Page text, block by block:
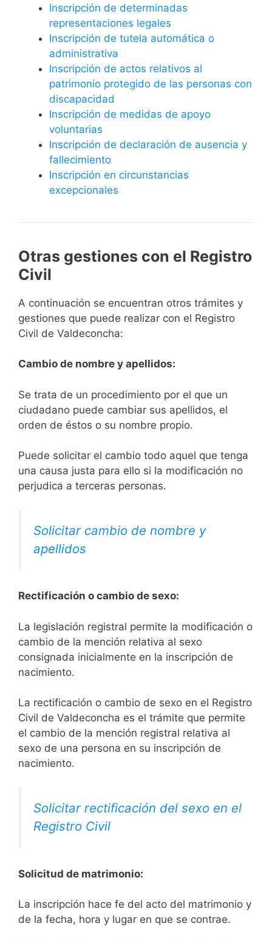
Inscripción de determinadas
representaciones legales
Inscripción de tutela automática o
administrativa
Inscripción de actos relativos al
patrimonio protegido de las personas con
discapacidad
Inscripción de medidas de apoyo
voluntarias
Inscripción de declaración de ausencia y
fallecimiento
Inscripción en circunstancias
excepcionales
Otras gestiones con el Registro
Civil
A continuación se encuentran otros trámites y
gestiones que puede realizar con el Registro
Civil de Valdeconcha:
Cambio de nombre y apellidos:
Se trata de un procedimiento por el que un
ciudadano puede cambiar sus apellidos, el
orden de éstos o su nombre propio.
Puede solicitar el cambio todo aquel que tenga
una causa justa para ello si la modificación no
perjudica a terceras personas.
Solicitar cambio de nombre y
apellidos
Rectificación o cambio de sexo:
La legislación registral permite la modificación o
cambio de la mención relativa al sexo
consignada inicialmente en la inscripción de
nacimiento.
La rectificación o cambio de sexo en el Registro
Civil de Valdeconcha es el trámite que permite
el cambio de la mención registral relativa al
sexo de una persona en su inscripción de
nacimiento.
Solicitar rectificación del sexo en el
Registro Civil
Solicitud de matrimonio:
La inscripción hace fe del acto del matrimonio y
de la fecha, hora y lugar en que se contrae.